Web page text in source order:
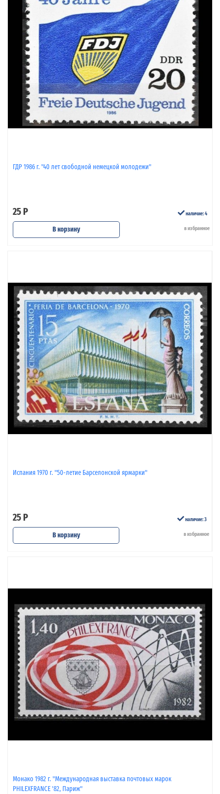
ГДР 1986 г. "40 лет свободной немецкой молодежи"
25 Р наличие: 4
В корзину в избранное
Испания 1970 г. "50-летие Барселонской ярмарки"
25 Р наличие: 3
В корзину в избранное
Монако 1982 г. "Международная выставка почтовых марок
PHILEXFRANCE '82, Париж"